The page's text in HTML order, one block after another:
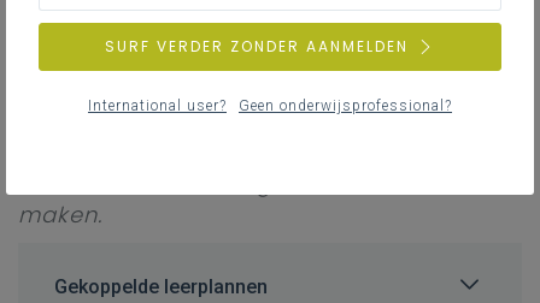
contact komen.
dergelijke uitstappen niet te motiveren.
maken.
Gekoppelde leerplannen
SURF VERDER ZONDER AANMELDEN
International user? Geen onderwijsprofessional?